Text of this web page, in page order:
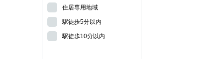
住居専用地域
駅徒歩5分以内
駅徒歩10分以内